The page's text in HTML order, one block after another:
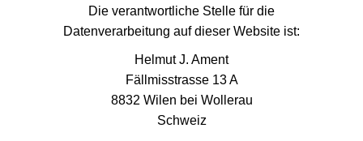
Die verantwortliche Stelle für die
Datenverarbeitung auf dieser Website ist:
Helmut J. Ament
Fällmisstrasse 13 A
8832 Wilen bei Wollerau
​Schweiz